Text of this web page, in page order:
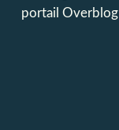
portail Overblog